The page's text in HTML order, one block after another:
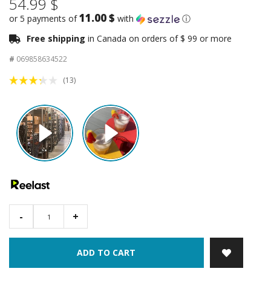
or 5 payments of11.00 $ with
ⓘ
Free shipping in Canada on orders of $ 99 or more
# 069858634522
(13)
- +
ADD TO CART